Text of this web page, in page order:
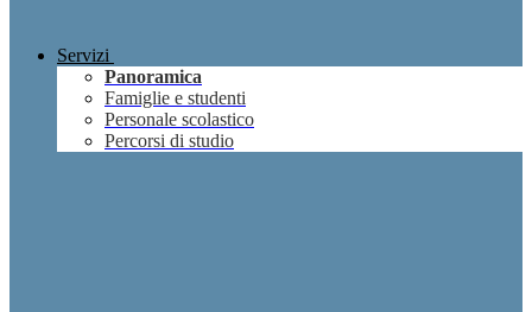
Servizi
Panoramica
Famiglie e studenti
Personale scolastico
Percorsi di studio